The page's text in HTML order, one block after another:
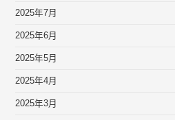
2025年7月
2025年6月
2025年5月
2025年4月
2025年3月